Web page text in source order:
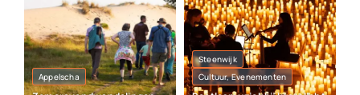
Appelscha
Steenwijk
Cultuur, Evenementen